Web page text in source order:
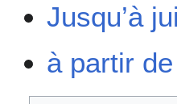
Jusqu’à
à partir